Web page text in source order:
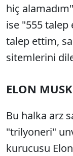
hiç
ise "555 talep
talep ettim,
sitemlerini
ELON
Bu halka arz
"trilyoneri"
kurucusu